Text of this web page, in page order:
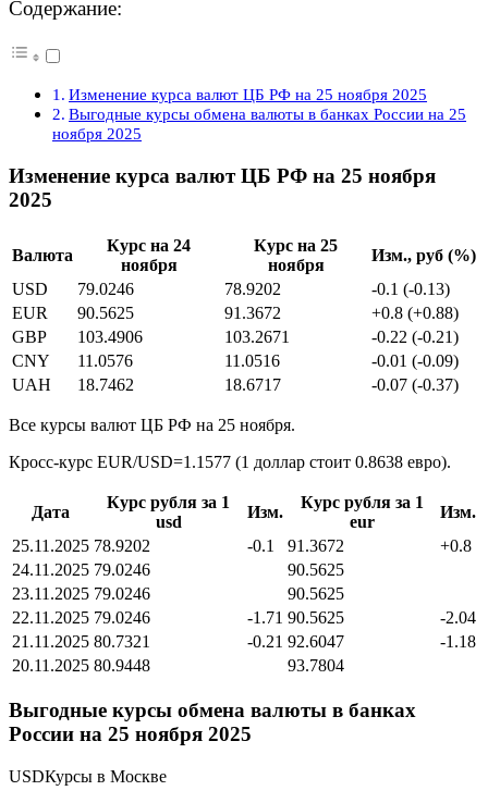
Содержание:
Изменение курса валют ЦБ РФ на 25 ноября 2025
Выгодные курсы обмена валюты в банках России на 25
ноября 2025
Изменение курса валют ЦБ РФ на 25 ноября
2025
Валюта
Курс на 24
ноября
Курс на 25
ноября
Изм., руб (%)
USD
79.0246 78.9202
-0.1 (-0.13)
EUR
90.5625 91.3672
+0.8 (+0.88)
GBP
103.4906 103.2671
-0.22 (-0.21)
CNY
11.0576 11.0516
-0.01 (-0.09)
UAH
18.7462 18.6717 -0.07 (-0.37)
Все курсы валют ЦБ РФ на 25 ноября.
Кросс-курс EUR/USD=1.1577 (1 доллар стоит 0.8638 евро).
Дата
Курс рубля за 1
usd
Изм.
Курс рубля за 1
eur
Изм.
25.11.2025 78.9202 -0.1 91.3672
+0.8
24.11.2025 79.0246
90.5625
23.11.2025 79.0246
90.5625
22.11.2025 79.0246 -1.71 90.5625
-2.04
21.11.2025 80.7321 -0.21 92.6047
-1.18
20.11.2025 80.9448 93.7804
Выгодные курсы обмена валюты в банках
России на 25 ноября 2025
USDКурсы в Москве